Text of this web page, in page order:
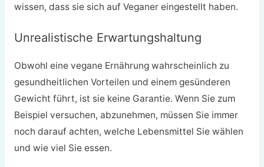
wissen, dass sie sich auf Veganer eingestellt haben.
Unrealistische Erwartungshaltung
Obwohl eine vegane Ernährung wahrscheinlich zu
gesundheitlichen Vorteilen und einem gesünderen
Gewicht führt, ist sie keine Garantie. Wenn Sie zum
Beispiel versuchen, abzunehmen, müssen Sie immer
noch darauf achten, welche Lebensmittel Sie wählen
und wie viel Sie essen.